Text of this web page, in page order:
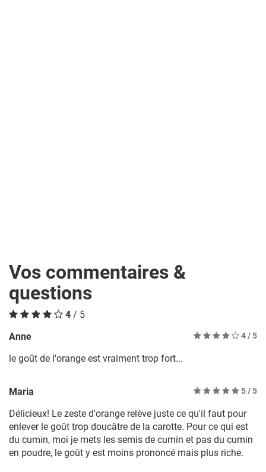
Vos commentaires &
questions
4 / 5
Anne
4/ 5
le goût de l'orange est vraiment trop fort...
Maria 5/ 5
Délicieux! Le zeste d'orange relève juste ce qu'il faut pour
enlever le goût trop doucâtre de la carotte. Pour ce qui est
du cumin, moi je mets les semis de cumin et pas du cumin
en poudre, le goût y est moins prononcé mais plus riche.